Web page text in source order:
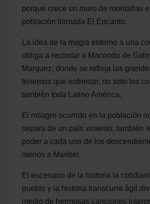
porque crece un muro de montañas
población llamada El Encanto.
La idea de la magia entorno a una
obliga a recordar a Macondo de
Marquez; donde se refleja las
tenemos que enfrentar, no solo los
también toda Latino América.
El milagro ocurrido en la población
separa de un país violento, también
poder a cada uno de los
menos a Maribel.
El escenario de la historia la
pueblo y la historia transcurre ágil
medio de hermosas canciones